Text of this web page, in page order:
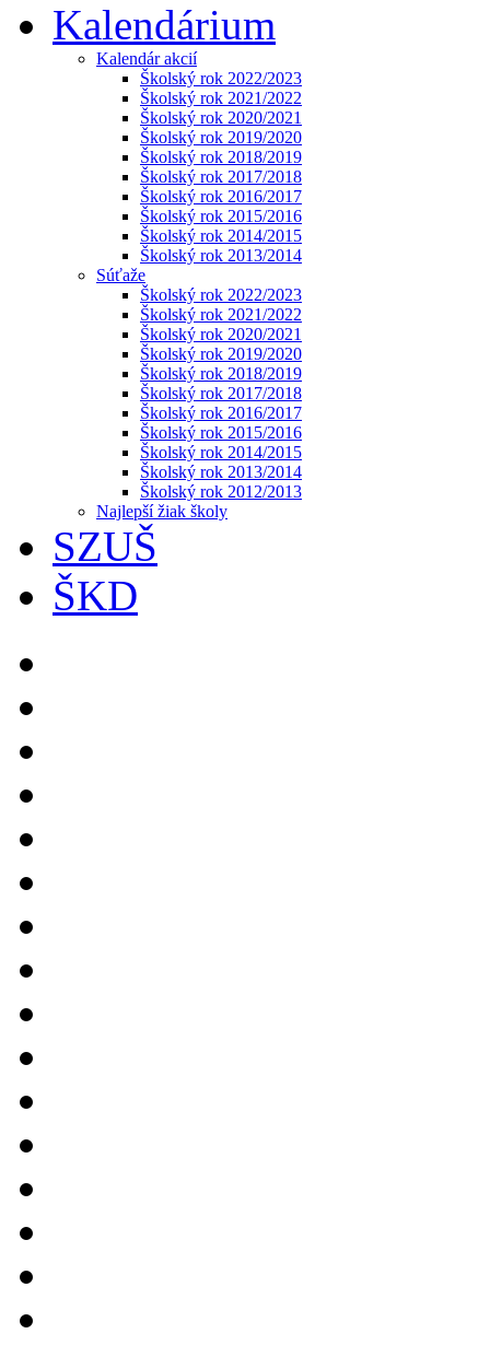
Kalendárium
Kalendár akcií
Školský rok 2022/2023
Školský rok 2021/2022
Školský rok 2020/2021
Školský rok 2019/2020
Školský rok 2018/2019
Školský rok 2017/2018
Školský rok 2016/2017
Školský rok 2015/2016
Školský rok 2014/2015
Školský rok 2013/2014
Súťaže
Školský rok 2022/2023
Školský rok 2021/2022
Školský rok 2020/2021
Školský rok 2019/2020
Školský rok 2018/2019
Školský rok 2017/2018
Školský rok 2016/2017
Školský rok 2015/2016
Školský rok 2014/2015
Školský rok 2013/2014
Školský rok 2012/2013
Najlepší žiak školy
SZUŠ
ŠKD